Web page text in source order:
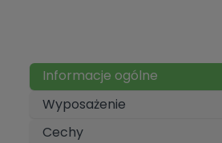
Sypialnia:1 podwójna
przestronna, z
ilością światła.
Łazienka:
Informacje ogólne
Wyposażenie
Cechy